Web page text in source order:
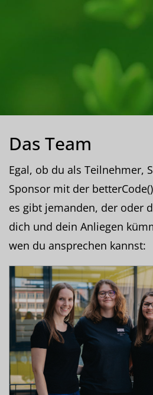
Das Team
Egal, ob du als Teilnehmer,
Sponsor mit der
es gibt jemanden, der oder
dich und dein Anliegen
wen du ansprechen kannst: